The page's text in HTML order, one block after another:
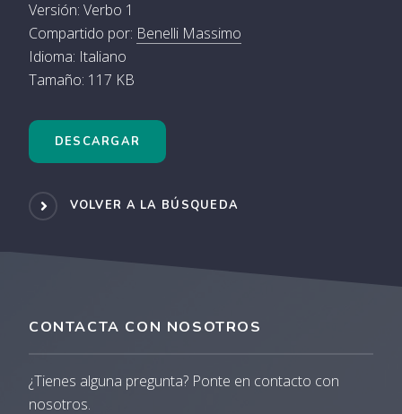
Versión: Verbo 1
Compartido por: Benelli Massimo
Idioma: Italiano
Tamaño: 117 KB
DESCARGAR
VOLVER A LA BÚSQUEDA
CONTACTA CON NOSOTROS
¿Tienes alguna pregunta? Ponte en contacto con
nosotros.